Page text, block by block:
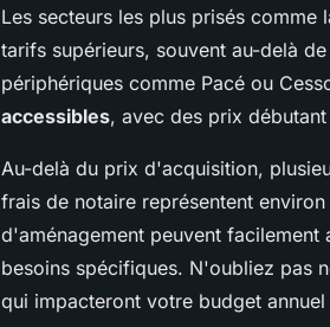
Les secteurs les plus prisés comme
tarifs supérieurs, souvent au-delà
périphériques comme Pacé ou
accessibles, avec des prix
Au-delà du prix d'acquisition,
frais de notaire représentent
d'aménagement peuvent
besoins spécifiques. N'oubliez pas
qui impacteront votre budget